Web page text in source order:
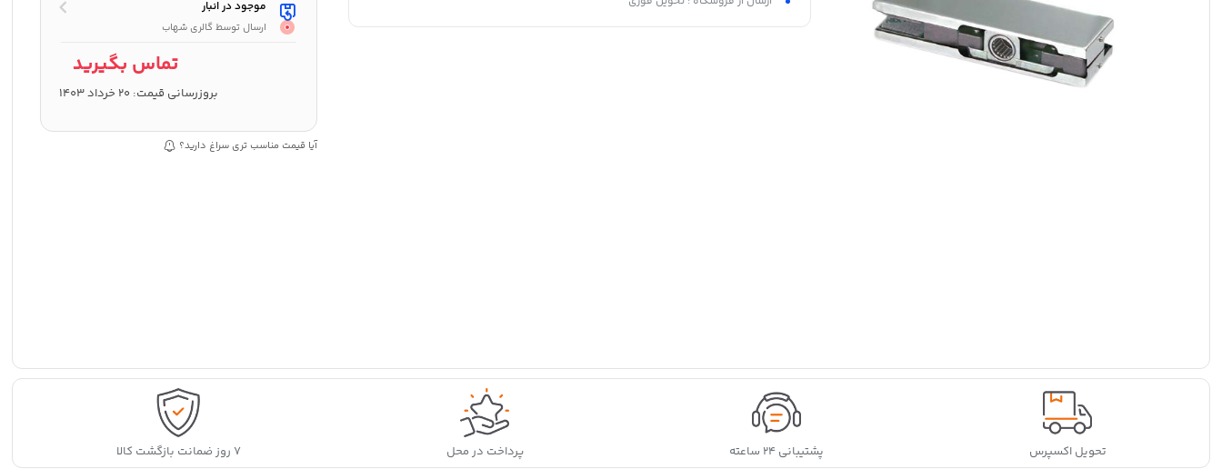
موجود در انبار
ارسال توسط گالری شهاب
تماس بگیرید
بروزرسانی قیمت: 20 خرداد 1403
آیا قیمت مناسب تری سراغ دارید؟
تحویل اکسپرس پشتیبانی ۲۴ ساعته پرداخت در محل ۷ روز ضمانت بازگشت کالا